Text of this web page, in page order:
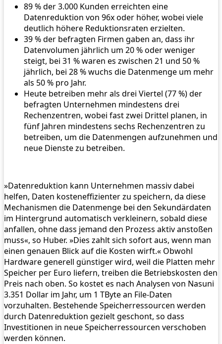
89 % der 3.000 Kunden erreichten eine
Datenreduktion von 96x oder höher, wobei viele
deutlich höhere Reduktionsraten erzielten.
39 % der befragten Firmen gaben an, dass ihr
Datenvolumen jährlich um 20 % oder weniger
steigt, bei 31 % waren es zwischen 21 und 50 %
jährlich, bei 28 % wuchs die Datenmenge um mehr
als 50 % pro Jahr.
Heute betreiben mehr als drei Viertel (77 %) der
befragten Unternehmen mindestens drei
Rechenzentren, wobei fast zwei Drittel planen, in
fünf Jahren mindestens sechs Rechenzentren zu
betreiben, um die Datenmengen aufzunehmen und
neue Dienste zu betreiben.
»Datenreduktion kann Unternehmen massiv dabei
helfen, Daten kosteneffizienter zu speichern, da diese
Mechanismen die Datenmenge bei den Sekundärdaten
im Hintergrund automatisch verkleinern, sobald diese
anfallen, ohne dass jemand den Prozess aktiv anstoßen
muss«, so Huber. »Dies zahlt sich sofort aus, wenn man
einen genauen Blick auf die Kosten wirft.« Obwohl
Hardware generell günstiger wird, weil die Platten mehr
Speicher per Euro liefern, treiben die Betriebskosten den
Preis nach oben. So kostet es nach Analysen von Nasuni
3.351 Dollar im Jahr, um 1 TByte an File-Daten
vorzuhalten. Bestehende Speicherressourcen werden
durch Datenreduktion gezielt geschont, so dass
Investitionen in neue Speicherressourcen verschoben
werden können.